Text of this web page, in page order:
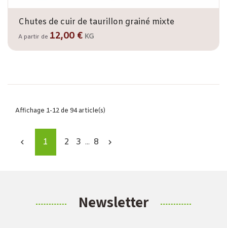
Chutes de cuir de taurillon grainé mixte
A partir de 12,00 € KG
Affichage 1-12 de 94 article(s)
 1 2 3 … 8 
Newsletter